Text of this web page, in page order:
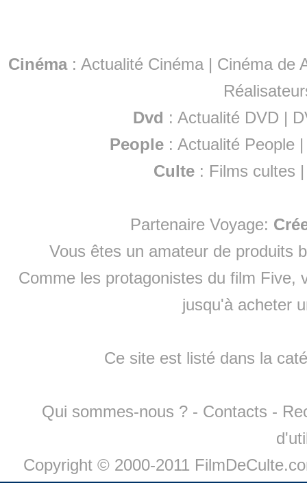
Cinéma: Actualité Cinéma | Cinéma de
Dvd : Actualité DVD |
People :Actualité People
Culte : Films cultes
Partenaire Voyage:
Vous êtes un amateur de produits
Comme les protagonistes du film Five,
jusqu'à acheter
Ce site est listé dans la
Qui sommes-nous ? - Contacts -
Copyright © 2000-2011